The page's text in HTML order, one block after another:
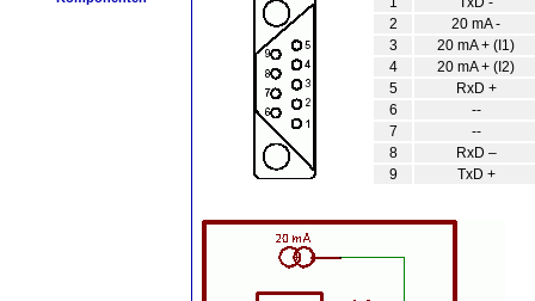
2
20 mA -
3
20 mA + (I1)
4
20 mA + (I2)
5
RxD +
6
--
7
--
8
RxD –
9
TxD +